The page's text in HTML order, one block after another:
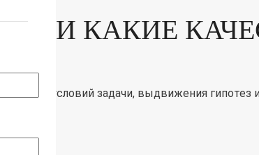
И КАКИЕ
условий задачи, выдвижения гипотез